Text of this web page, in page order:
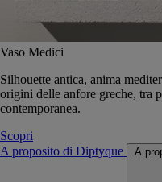
Vaso Medici
Silhouette antica, anima
origini delle anfore greche, tra
contemporanea.
Scopri
A proposito di Diptyque
A